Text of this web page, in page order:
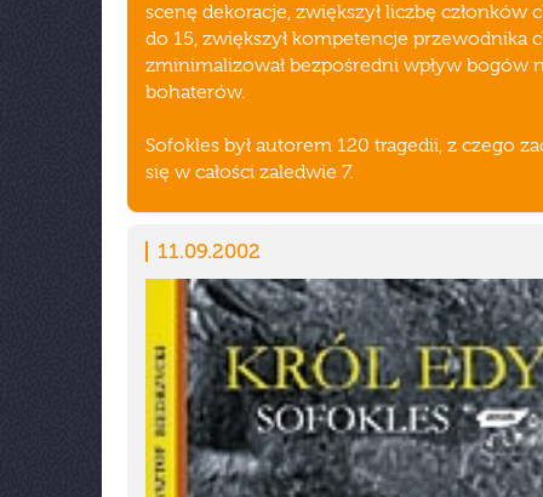
scenę dekoracje, zwiększył liczbę członków
do 15, zwiększył kompetencje przewodnika
zminimalizował bezpośredni wpływ bogów
bohaterów.
Sofokles był autorem 120 tragedii, z czego
się w całości zaledwie 7.
11.09.2002